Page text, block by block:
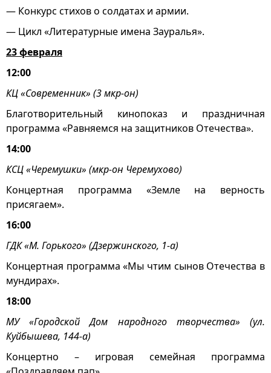
— Конкурс стихов о солдатах и армии.
— Цикл «Литературные имена Зауралья».
23 февраля
12:00
КЦ «Современник» (3 мкр-он)
Благотворительный кинопоказ и праздничная
программа «Равняемся на защитников Отечества».
14:00
КСЦ «Черемушки» (мкр-он Черемухово)
Концертная программа «Земле на верность
присягаем».
16:00
ГДК «М. Горького» (Дзержинского, 1-а)
Концертная программа «Мы чтим сынов Отечества в
мундирах».
18:00
МУ «Городской Дом народного творчества» (ул.
Куйбышева, 144-а)
Концертно – игровая семейная программа